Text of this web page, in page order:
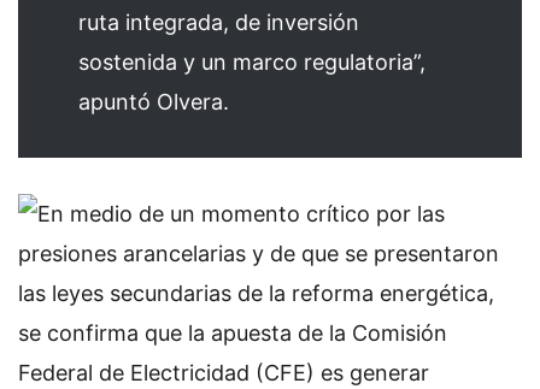
ruta integrada, de inversión
sostenida y un marco regulatoria”,
apuntó Olvera.